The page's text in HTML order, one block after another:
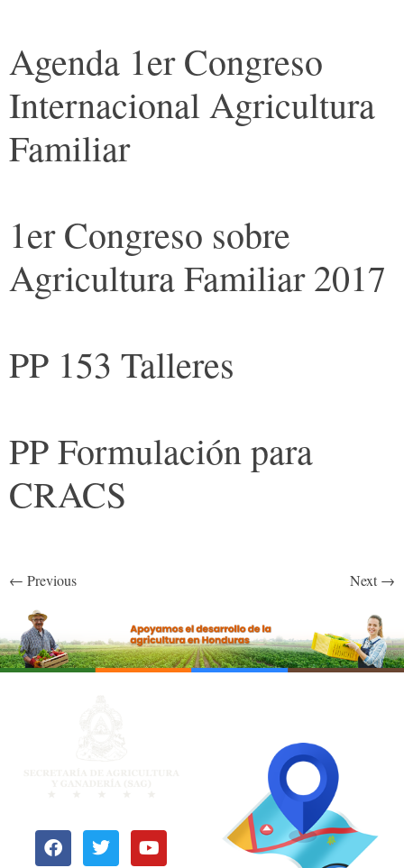
Agenda 1er Congreso
Internacional Agricultura
Familiar
1er Congreso sobre
Agricultura Familiar 2017
PP 153 Talleres
PP Formulación para
CRACS
← Previous Next →